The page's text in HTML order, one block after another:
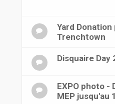
Yard
Trenchtown
Disquaire Day
EXPO photo -
MEP jusqu'au